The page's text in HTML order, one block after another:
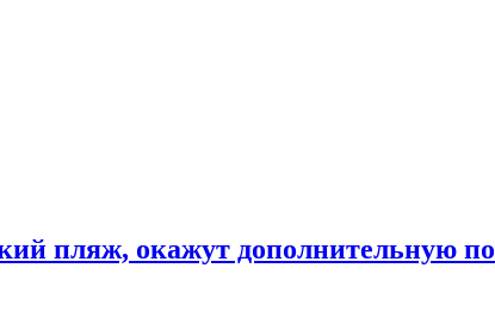
пляж, окажут дополнительную